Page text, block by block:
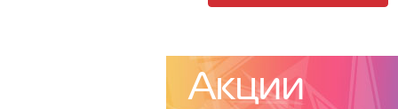
Акции